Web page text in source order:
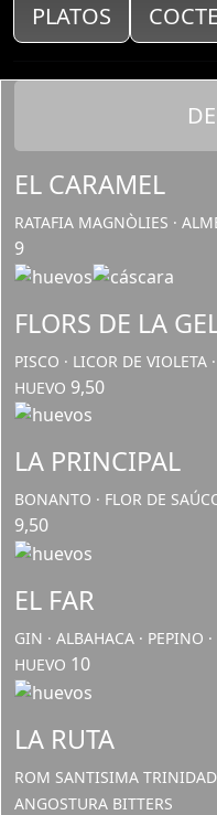
PLATOS
EL CARAMEL
RATAFIA MAGNÒLIES ·
9
FLORS DE LA
PISCO · LICOR DE VIOLETA
HUEVO 9,50
LA PRINCIPAL
BONANTO · FLOR DE
9,50
EL FAR
GIN · ALBAHACA · PEPINO
HUEVO 10
LA RUTA
ROM SANTISIMA TRINIDAD
ANGOSTURA BITTERS